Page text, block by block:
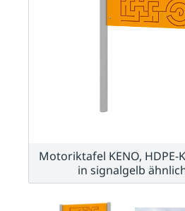
Motoriktafel KENO,
in signalgelb